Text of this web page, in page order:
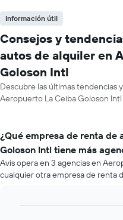
Información útil
Consejos y
autos de alquiler en
Goloson Intl
Descubre las últimas tendencias
Aeropuerto La Ceiba Goloson
¿Qué empresa de renta de
Goloson Intl tiene más
Avis opera en 3 agencias en
cualquier otra empresa de renta